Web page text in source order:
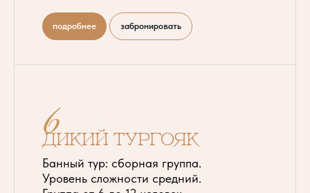
подробнее забронировать
6
ДИКИЙ ТУРГОЯК
Банный тур: сборная группа.
Уровень сложности средний.